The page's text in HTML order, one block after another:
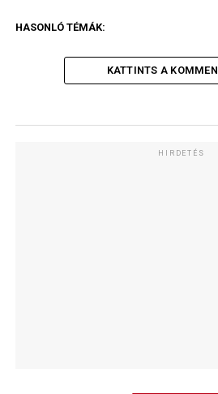
HASONLÓ TÉMÁK:
KATTINTS A
HIRDETÉS